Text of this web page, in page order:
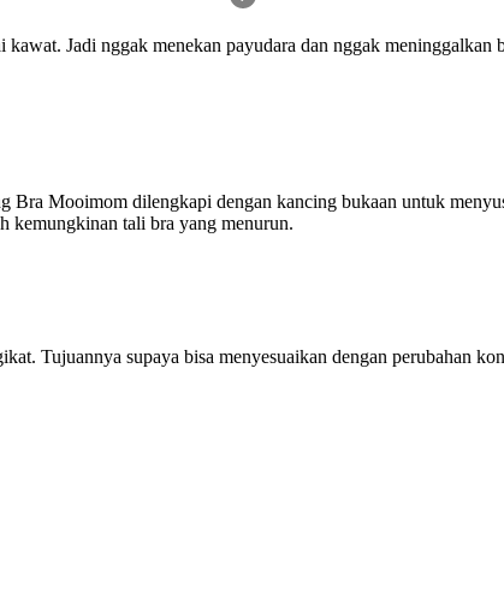
Jadi nggak menekan payudara dan nggak
Mooimom dilengkapi dengan kancing bukaan untuk
kemungkinan tali bra yang menurun.
Tujuannya supaya bisa menyesuaikan dengan perubahan